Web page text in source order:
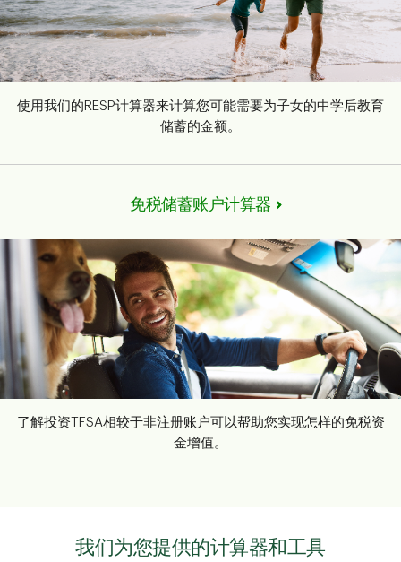
使用我们的RESP计算器来计算您可能需要为子女的中学后教育
储蓄的金额。
免税储蓄账户计算器
了解投资TFSA相较于非注册账户可以帮助您实现怎样的免税资
金增值。
我们为您提供的计算器和工具